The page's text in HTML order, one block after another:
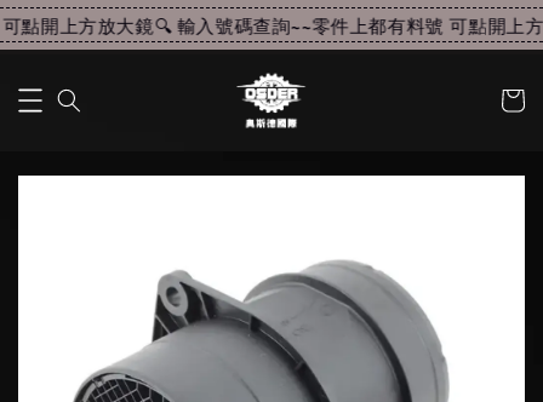
點開上方放大鏡🔍 輸入號碼查詢~~零件上都有料號 可點開上